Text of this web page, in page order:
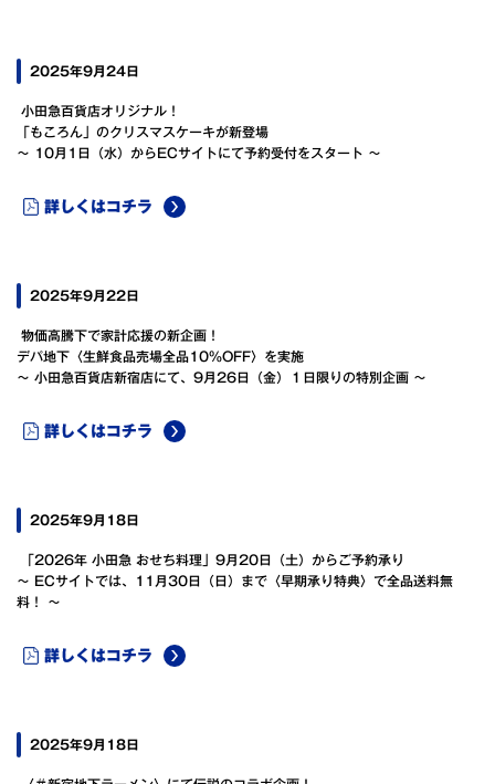
2025年9月24日
小田急百貨店オリジナル！
「もころん」のクリスマスケーキが新登場
～ 10月1日（水）からECサイトにて予約受付をスタート ～
詳しくはコチラ
2025年9月22日
物価高騰下で家計応援の新企画！
デパ地下〈生鮮食品売場全品10%OFF〉を実施
～ 小田急百貨店新宿店にて、9月26日（金）１日限りの特別企画 ～
詳しくはコチラ
2025年9月18日
「2026年 小田急 おせち料理」9月20日（土）からご予約承り
～ ECサイトでは、11月30日（日）まで〈早期承り特典〉で全品送料無
料！ ～
詳しくはコチラ
2025年9月18日